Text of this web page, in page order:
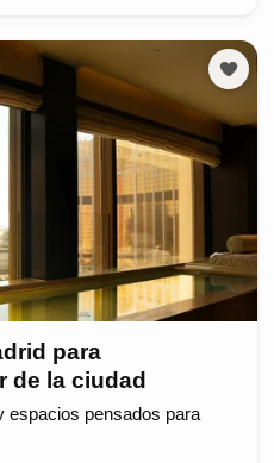
para
de la ciudad
espacios pensados para